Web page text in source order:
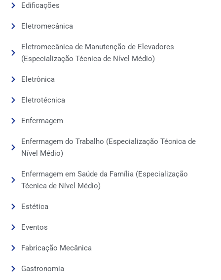
Edificações
Eletromecânica
Eletromecânica de Manutenção de Elevadores
(Especialização Técnica de Nível Médio)
Eletrônica
Eletrotécnica
Enfermagem
Enfermagem do Trabalho (Especialização Técnica de
Nível Médio)
Enfermagem em Saúde da Família (Especialização
Técnica de Nível Médio)
Estética
Eventos
Fabricação Mecânica
Gastronomia